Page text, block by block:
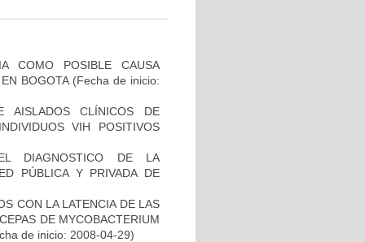
COMO POSIBLE CAUSA
BOGOTA(Fecha de inicio:
AISLADOS CLÍNICOS DE
VIH POSITIVOS
DIAGNOSTICO DE LA
PÚBLICA Y PRIVADA DE
CON LA LATENCIA DE LAS
DE MYCOBACTERIUM
de inicio: 2008-04-29)